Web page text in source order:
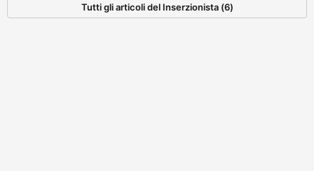
Tutti gli articoli del Inserzionista (6)